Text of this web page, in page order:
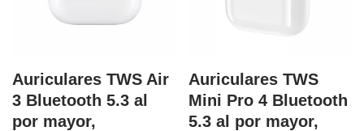
Auriculares TWS Air
3 Bluetooth 5.3 al
por mayor,
Auriculares TWS
Mini Pro 4 Bluetooth
5.3 al por mayor,